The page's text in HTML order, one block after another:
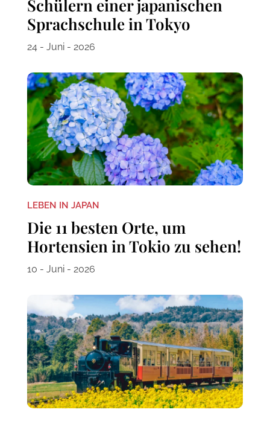
Schülern einer japanischen
Sprachschule in Tokyo
24 - Juni - 2026
LEBEN IN JAPAN
Die 11 besten Orte, um
Hortensien in Tokio zu sehen!
10 - Juni - 2026